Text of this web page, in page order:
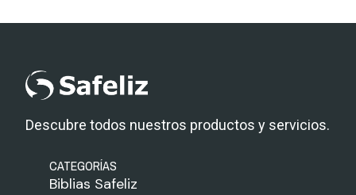
Descubre todos nuestros productos y servicios.
CATEGORÍAS
Biblias Safeliz